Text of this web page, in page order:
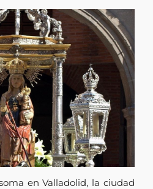
en Valladolid, la ciudad